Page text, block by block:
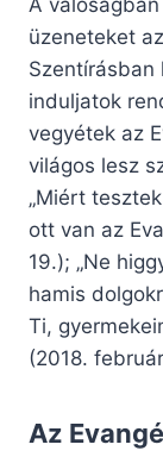
A
üzeneteket
Szentírásban
induljatok
vegyétek az
világos lesz
„Miért
ott van az
19.); „Ne
hamis
Ti,
(2018.
Az